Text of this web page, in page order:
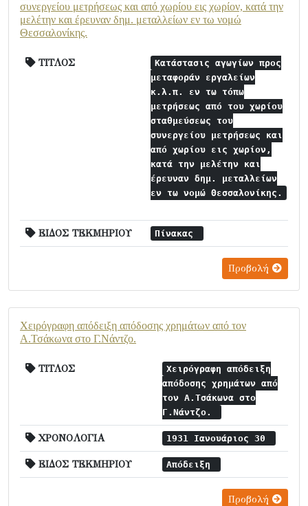
συνεργείου μετρήσεως και από χωρίου εις χωρίον, κατά την
μελέτην και έρευναν δημ. μεταλλείων εν τω νομώ
Θεσσαλονίκης.
ΤΙΤΛΟΣ
Κατάστασις αγωγίων προς
μεταφοράν εργαλείων
κ.λ.π. εν τω τόπω
μετρήσεως από του χωρίου
σταθμεύσεως του
συνεργείου μετρήσεως και
από χωρίου εις χωρίον,
κατά την μελέτην και
έρευναν δημ. μεταλλείων
εν τω νομώ Θεσσαλονίκης.
ΕΙΔΟΣ ΤΕΚΜΗΡΙΟΥ Πίνακας
Προβολή
Χειρόγραφη απόδειξη απόδοσης χρημάτων από τον
Α.Τσάκωνα στο Γ.Νάντζο.
ΤΙΤΛΟΣ
Χειρόγραφη απόδειξη
απόδοσης χρημάτων από
τον Α.Τσάκωνα στο
Γ.Νάντζο.
ΧΡΟΝΟΛΟΓΙΑ 1931 Ιανουάριος 30
ΕΙΔΟΣ ΤΕΚΜΗΡΙΟΥ Απόδειξη
Προβολή